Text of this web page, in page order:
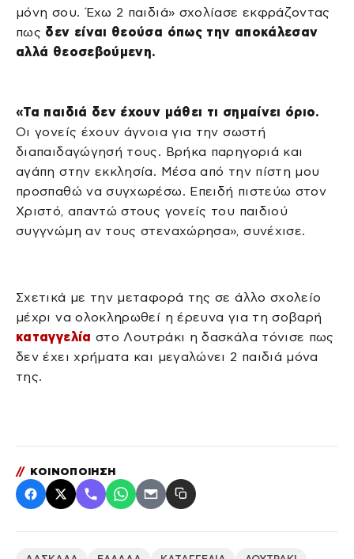
μόνη σου. Έχω 2 παιδιά» σχολίασε εκφράζοντας
πως δεν είναι θεούσα όπως την αποκάλεσαν
αλλά θεοσεβούμενη.
«Τα παιδιά δεν έχουν μάθει τι σημαίνει όριο.
Οι γονείς έχουν άγνοια για την σωστή
διαπαιδαγώγησή τους. Βρήκα παρηγοριά και
αγάπη στην εκκλησία. Μέσα από την πίστη μου
προσπαθώ να συγχωρέσω. Επειδή πιστεύω στον
Χριστό, απαντώ στους γονείς του παιδιού
συγγνώμη αν τους στεναχώρησα», συνέχισε.
Σχετικά με την μεταφορά της σε άλλο σχολείο
μέχρι να ολοκληρωθεί η έρευνα για τη σοβαρή
καταγγελία στο Λουτράκι η δασκάλα τόνισε πως
δεν έχει χρήματα και μεγαλώνει 2 παιδιά μόνα
της.
// ΚΟΙΝΟΠΟΙΗΣΗ